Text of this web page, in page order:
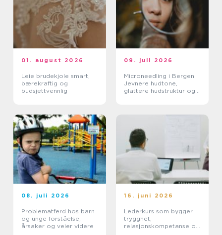
01. august 2026
Leie brudekjole smart,
bærekraftig og
budsjettvennlig
09. juli 2026
Microneedling i Bergen:
Jevnere hudtone,
glattere hudstruktur og
08. juli 2026
Problematferd hos barn
og unge forståelse,
årsaker og veier videre
16. juni 2026
Lederkurs som bygger
trygghet,
relasjonskompetanse og